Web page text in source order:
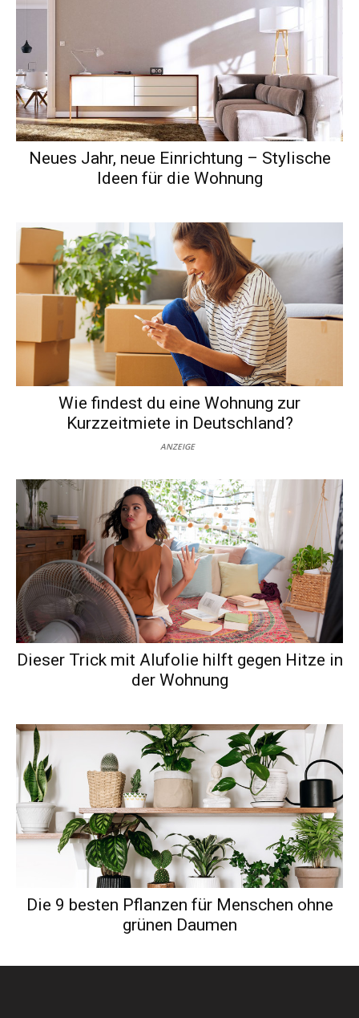
Neues Jahr, neue Einrichtung – Stylische
Ideen für die Wohnung
Wie findest du eine Wohnung zur
Kurzzeitmiete in Deutschland?
ANZEIGE
Dieser Trick mit Alufolie hilft gegen Hitze in
der Wohnung
Die 9 besten Pflanzen für Menschen ohne
grünen Daumen